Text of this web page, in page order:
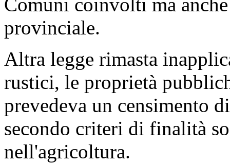
provinciale.
Altra legge rimasta
rustici, le proprietà
prevedeva un censimento
secondo criteri di finalità
nell'agricoltura.